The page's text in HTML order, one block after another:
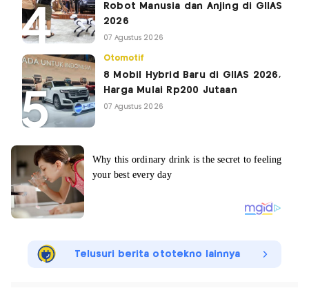
Robot Manusia dan Anjing di GIIAS
2026
07 Agustus 2026
Otomotif
8 Mobil Hybrid Baru di GIIAS 2026,
Harga Mulai Rp200 Jutaan
07 Agustus 2026
Telusuri berita ototekno lainnya